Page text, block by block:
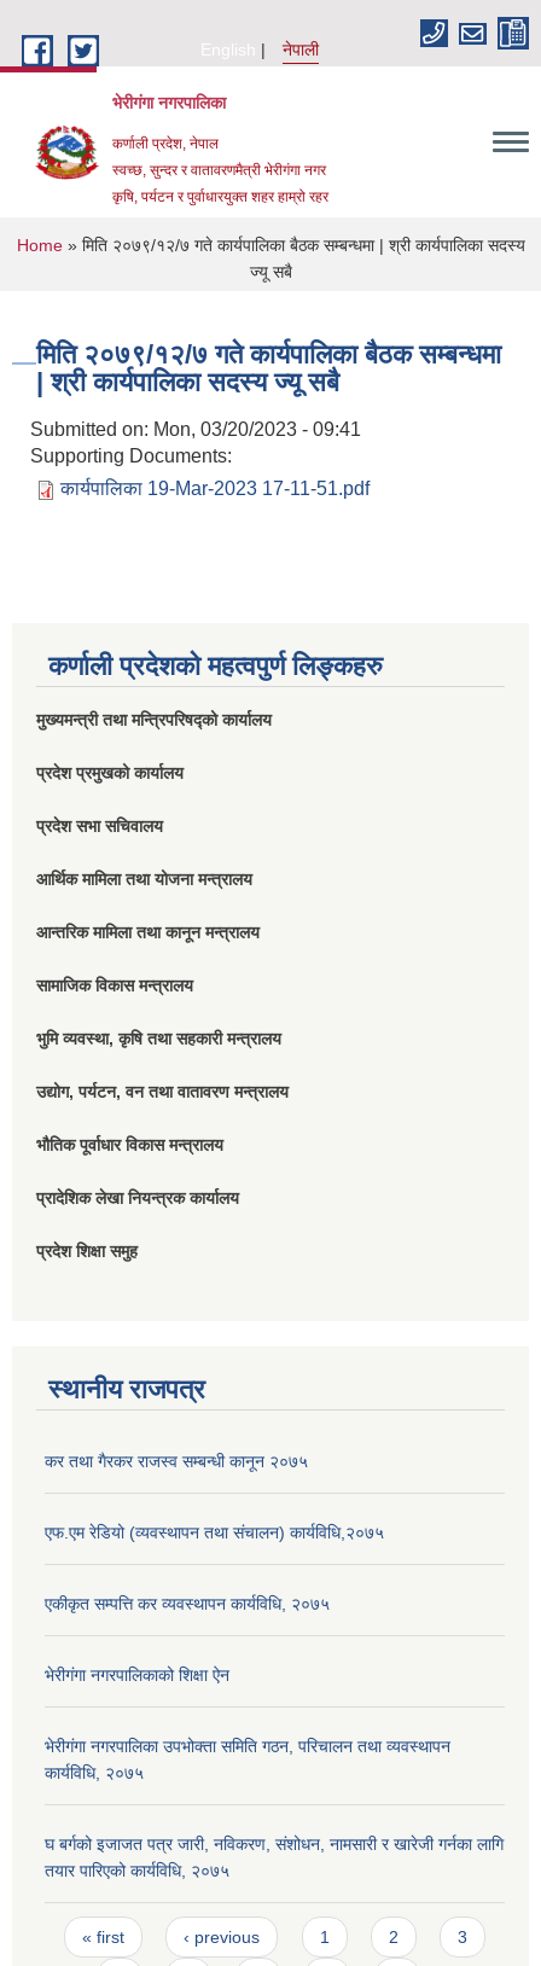
English
नेपाली
भेरीगंगा नगरपालिका
कर्णाली प्रदेश, नेपाल
स्वच्छ, सुन्दर र वातावरणमैत्री भेरीगंगा नगर
कृषि, पर्यटन र पुर्वाधारयुक्त शहर हाम्रो रहर
You are here
Home» मिति २०७९/१२/७ गते कार्यपालिका बैठक सम्बन्धमा | श्री कार्यपालिका सदस्य
ज्यू सबै
मिति २०७९/१२/७ गते कार्यपालिका बैठक सम्बन्धमा
| श्री कार्यपालिका सदस्य ज्यू सबै
Submitted on: Mon, 03/20/2023 - 09:41
Supporting Documents:
कार्यपालिका 19-Mar-2023 17-11-51.pdf
कर्णाली प्रदेशको महत्वपुर्ण लिङ्कहरु
मुख्यमन्त्री तथा मन्त्रिपरिषद्को कार्यालय
प्रदेश प्रमुखको कार्यालय
प्रदेश सभा सचिवालय
आर्थिक मामिला तथा योजना मन्त्रालय
आन्तरिक मामिला तथा कानून मन्त्रालय
सामाजिक विकास मन्त्रालय
भुमि व्यवस्था, कृषि तथा सहकारी मन्त्रालय
उद्योग, पर्यटन, वन तथा वातावरण मन्त्रालय
भौतिक पूर्वाधार विकास मन्त्रालय
प्रादेशिक लेखा नियन्त्रक कार्यालय
प्रदेश शिक्षा समुह
स्थानीय राजपत्र
कर तथा गैरकर राजस्व सम्बन्धी कानून २०७५
एफ.एम रेडियो (व्यवस्थापन तथा संचालन) कार्यविधि,२०७५
एकीकृत सम्पत्ति कर व्यवस्थापन कार्यविधि, २०७५
भेरीगंगा नगरपालिकाको शिक्षा ऐन
भेरीगंगा नगरपालिका उपभोक्ता समिति गठन, परिचालन तथा व्यवस्थापन
कार्यविधि, २०७५
घ बर्गको इजाजत पत्र जारी, नविकरण, संशोधन, नामसारी र खारेजी गर्नका लागि
तयार पारिएको कार्यविधि, २०७५
Pages
« first ‹ previous 1 2 3